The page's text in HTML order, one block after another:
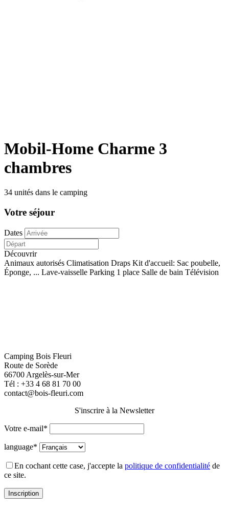
Mobil-Home Charme 3
chambres
34 unités dans le camping
Votre séjour
Dates
Découvrir
Animaux autorisés Climatisation Draps Kit d'accueil: Sac poubelle,
Éponge, ... Lave-vaisselle Parking 1 place Salle de bain Télévision
Camping Bois Fleuri
Route de Sorède
66700 Argelès-sur-Mer
Tél : +33 4 68 81 70 00
contact@bois-fleuri.com
S'inscrire à la Newsletter
Votre e-mail*
language*
En cochant cette case, j'accepte la politique de confidentialité de
ce site.